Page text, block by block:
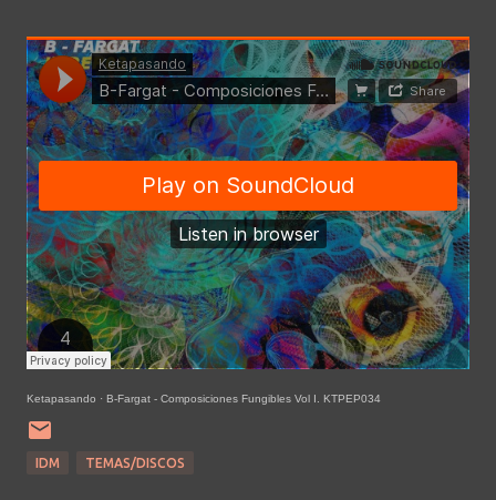
Ketapasando · B-Fargat - Composiciones Fungibles Vol I. KTPEP034
IDM TEMAS/DISCOS